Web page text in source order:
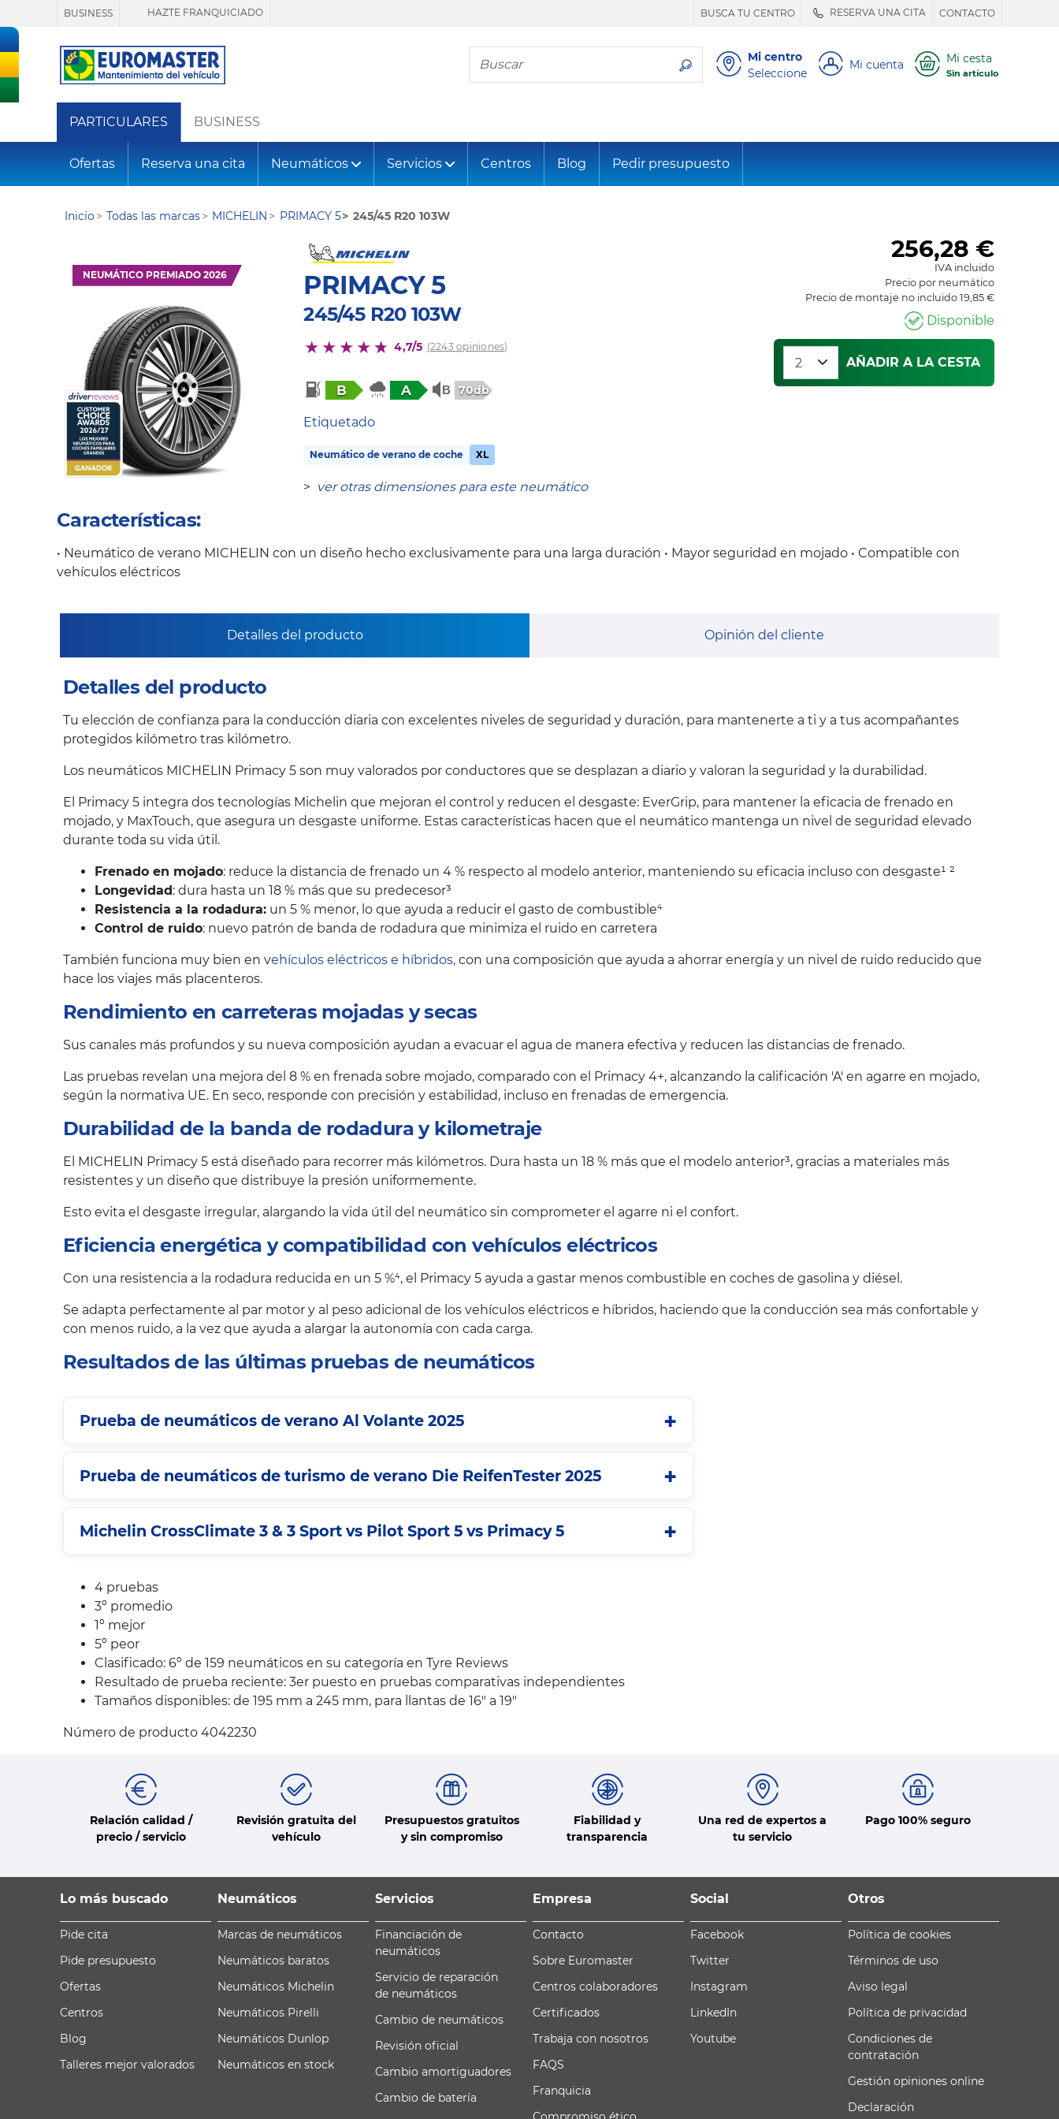
BUSINESS HAZTE FRANQUICIADO BUSCA TU CENTRO RESERVA UNA CITA CONTACTO
Busca tu neumático
Mi centro
Seleccione
Mi cuenta Mi cesta
Sin artículo
PARTICULARES BUSINESS
Ofertas Reserva una cita Neumáticos Servicios Centros Blog Pedir presupuesto
Inicio Todas las marcas MICHELIN PRIMACY 5 245/45 R20 103W
NEUMÁTICO PREMIADO 2026 PRIMACY 5
245/45 R20 103W
4,7/5 (2243 opiniones)
B A 70db
Etiquetado
Neumático de verano de coche XL
> ver otras dimensiones para este neumático
256,28 €
IVA incluido
Precio por neumático
Precio de montaje no incluido 19,85 €
Disponible
AÑADIR A LA CESTA
Características:
• Neumático de verano MICHELIN con un diseño hecho exclusivamente para una larga duración • Mayor seguridad en mojado • Compatible con
vehículos eléctricos
Detalles del producto Opinión del cliente
Detalles del producto
Tu elección de confianza para la conducción diaria con excelentes niveles de seguridad y duración, para mantenerte a ti y a tus acompañantes
protegidos kilómetro tras kilómetro.
Los neumáticos MICHELIN Primacy 5 son muy valorados por conductores que se desplazan a diario y valoran la seguridad y la durabilidad.
El Primacy 5 integra dos tecnologías Michelin que mejoran el control y reducen el desgaste: EverGrip, para mantener la eficacia de frenado en
mojado, y MaxTouch, que asegura un desgaste uniforme. Estas características hacen que el neumático mantenga un nivel de seguridad elevado
durante toda su vida útil.
Frenado en mojado: reduce la distancia de frenado un 4 % respecto al modelo anterior, manteniendo su eficacia incluso con desgaste¹ ²
Longevidad : dura hasta un 18 % más que su predecesor³
Resistencia a la rodadura: un 5 % menor, lo que ayuda a reducir el gasto de combustible⁴
Control de ruido: nuevo patrón de banda de rodadura que minimiza el ruido en carretera
También funciona muy bien en vehículos eléctricos e híbridos, con una composición que ayuda a ahorrar energía y un nivel de ruido reducido que
hace los viajes más placenteros.
Rendimiento en carreteras mojadas y secas
Sus canales más profundos y su nueva composición ayudan a evacuar el agua de manera efectiva y reducen las distancias de frenado.
Las pruebas revelan una mejora del 8 % en frenada sobre mojado, comparado con el Primacy 4+, alcanzando la calificación 'A' en agarre en mojado,
según la normativa UE. En seco, responde con precisión y estabilidad, incluso en frenadas de emergencia.
Durabilidad de la banda de rodadura y kilometraje
El MICHELIN Primacy 5 está diseñado para recorrer más kilómetros. Dura hasta un 18 % más que el modelo anterior³, gracias a materiales más
resistentes y un diseño que distribuye la presión uniformemente.
Esto evita el desgaste irregular, alargando la vida útil del neumático sin comprometer el agarre ni el confort.
Eficiencia energética y compatibilidad con vehículos eléctricos
Con una resistencia a la rodadura reducida en un 5 %⁴, el Primacy 5 ayuda a gastar menos combustible en coches de gasolina y diésel.
Se adapta perfectamente al par motor y al peso adicional de los vehículos eléctricos e híbridos, haciendo que la conducción sea más confortable y
con menos ruido, a la vez que ayuda a alargar la autonomía con cada carga.
Resultados de las últimas pruebas de neumáticos
Prueba de neumáticos de verano Al Volante 2025
Prueba de neumáticos de turismo de verano Die ReifenTester 2025
Michelin CrossClimate 3 & 3 Sport vs Pilot Sport 5 vs Primacy 5
4 pruebas
3º promedio
1º mejor
5º peor
Clasificado: 6º de 159 neumáticos en su categoría en Tyre Reviews
Resultado de prueba reciente: 3er puesto en pruebas comparativas independientes
Tamaños disponibles: de 195 mm a 245 mm, para llantas de 16" a 19"
Número de producto 4042230
Relación calidad /
precio / servicio
Revisión gratuita del
vehículo
Presupuestos gratuitos
y sin compromiso
Fiabilidad y
transparencia
Una red de expertos a
tu servicio
Pago 100% seguro
Lo más buscado
Pide cita
Pide presupuesto
Ofertas
Centros
Blog
Talleres mejor valorados
Neumáticos
Marcas de neumáticos
Neumáticos baratos
Neumáticos Michelin
Neumáticos Pirelli
Neumáticos Dunlop
Neumáticos en stock
Servicios
Financiación de
neumáticos
Servicio de reparación
de neumáticos
Cambio de neumáticos
Revisión oficial
Cambio amortiguadores
Cambio de batería
Empresa
Contacto
Sobre Euromaster
Centros colaboradores
Certificados
Trabaja con nosotros
FAQS
Franquicia
Social
Facebook
Twitter
Instagram
LinkedIn
Youtube
Otros
Política de cookies
Términos de uso
Aviso legal
Política de privacidad
Condiciones de
contratación
Gestión opiniones online
Declaración